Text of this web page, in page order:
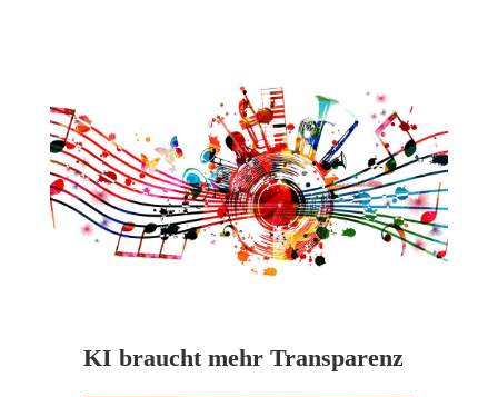
KI braucht mehr Transparenz